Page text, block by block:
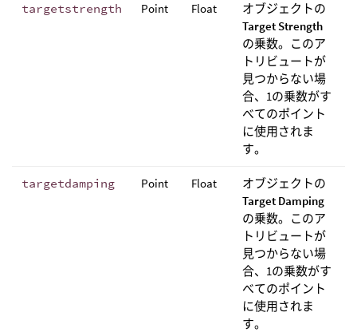
targetstrength Point Float
オブジェクトの
Target Strength
の乗数。このア
トリビュートが
見つからない場
合、1の乗数がす
べてのポイント
に使用されま
す。
targetdamping Point Float
オブジェクトの
Target Damping
の乗数。このア
トリビュートが
見つからない場
合、1の乗数がす
べてのポイント
に使用されま
す。